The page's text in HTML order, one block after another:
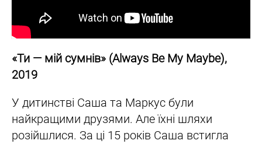
«Ти — мій сумнів» (Always Be My Maybe),
2019
У дитинстві Саша та Маркус були
найкращими друзями. Але їхні шляхи
розійшлися. За ці 15 років Саша встигла